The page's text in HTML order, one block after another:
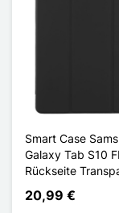
Smart Case
Galaxy Tab S10
Rückseite
20,99 €